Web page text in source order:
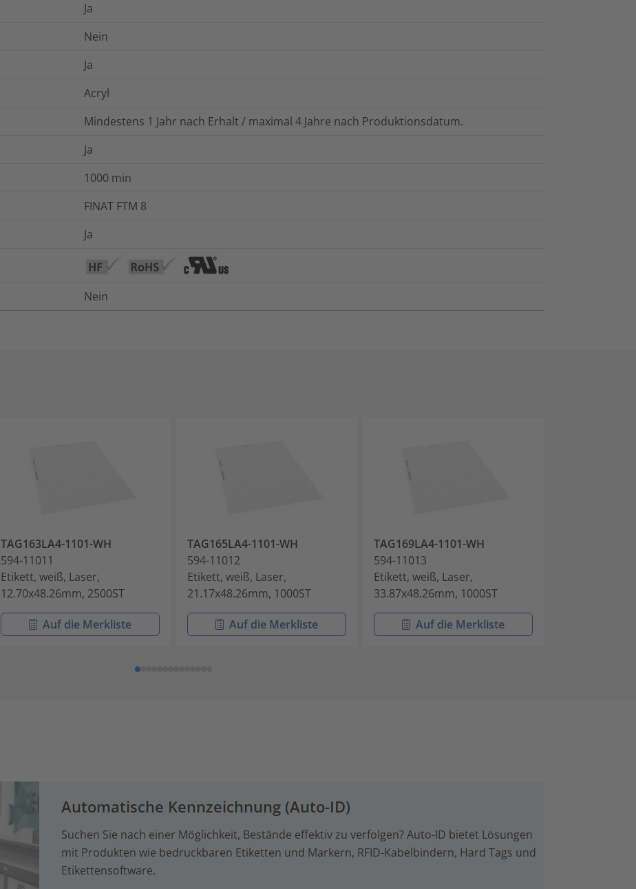
Ja
Nein
Ja
Acryl
Mindestens 1 Jahr nach Erhalt / maximal 4 Jahre nach Produktionsdatum.
Ja
1000 min
FINAT FTM 8
Ja
Nein
TAG163LA4-1101-WH
594-11011
Etikett, weiß, Laser,
12.70x48.26mm, 2500ST
Auf die Merkliste
TAG165LA4-1101-WH
594-11012
Etikett, weiß, Laser,
21.17x48.26mm, 1000ST
Auf die Merkliste
TAG169LA4-1101-WH
594-11013
Etikett, weiß, Laser,
33.87x48.26mm, 1000ST
Auf die Merkliste
Automatische Kennzeichnung (Auto-ID)
Suchen Sie nach einer Möglichkeit, Bestände effektiv zu verfolgen? Auto-ID bietet Lösungen
mit Produkten wie bedruckbaren Etiketten und Markern, RFID-Kabelbindern, Hard Tags und
Etikettensoftware.